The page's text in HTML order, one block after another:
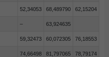
52,34053 68,489790 62,15204
– 63,924635
59,32473 60,072305 76,18553
74,66498 81,797065 78,79174